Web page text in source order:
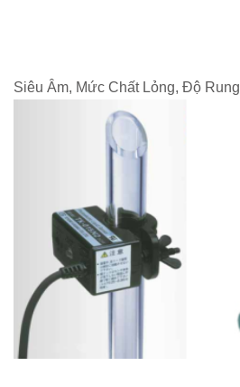
Siêu Âm, Mức Chất Lỏng, Độ Rung